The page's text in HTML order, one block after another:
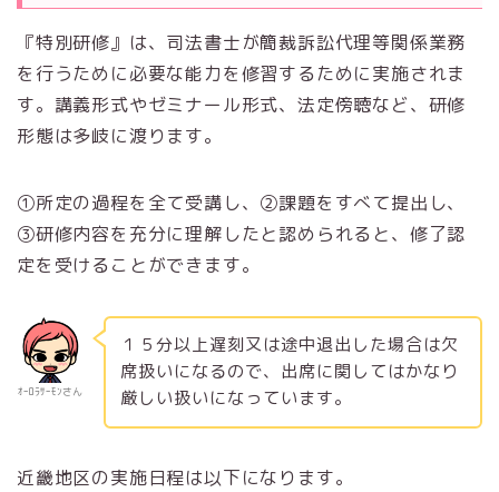
『特別研修』は、司法書士が簡裁訴訟代理等関係業務
を行うために必要な能力を修習するために実施されま
す。講義形式やゼミナール形式、法定傍聴など、研修
形態は多岐に渡ります。
①所定の過程を全て受講し、②課題をすべて提出し、
③研修内容を充分に理解したと認められると、修了認
定を受けることができます。
ｵｰﾛﾗｻｰﾓﾝさん
１５分以上遅刻又は途中退出した場合は欠
席扱いになるので、出席に関してはかなり
厳しい扱いになっています。
近畿地区の実施日程は以下になります。